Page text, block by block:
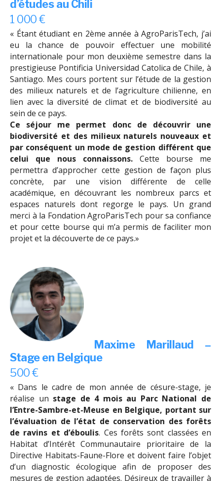
d’études au Chili
1 000 €
« Étant étudiant en 2ème année à AgroParisTech, j’ai
eu la chance de pouvoir effectuer une mobilité
internationale pour mon deuxième semestre dans la
prestigieuse Pontificia Universidad Catolica de Chile, à
Santiago. Mes cours portent sur l’étude de la gestion
des milieux naturels et de l’agriculture chilienne, en
lien avec la diversité de climat et de biodiversité au
sein de ce pays.
Ce séjour me permet donc de découvrir une
biodiversité et des milieux naturels nouveaux et
par conséquent un mode de gestion différent que
celui que nous connaissons. Cette bourse me
permettra d’approcher cette gestion de façon plus
concrète, par une vision différente de celle
académique, en découvrant les nombreux parcs et
espaces naturels dont regorge le pays. Un grand
merci à la Fondation AgroParisTech pour sa confiance
et pour cette bourse qui m’a permis de faciliter mon
projet et la découverte de ce pays.»
Maxime Marillaud –
Stage en Belgique
500 €
« Dans le cadre de mon année de césure-stage, je
réalise un stage de 4 mois au Parc National de
l’Entre-Sambre-et-Meuse en Belgique, portant sur
l’évaluation de l’état de conservation des forêts
de ravins et d’éboulis. Ces forêts sont classées en
Habitat d’Intérêt Communautaire prioritaire de la
Directive Habitats-Faune-Flore et doivent faire l’objet
d’un diagnostic écologique afin de proposer des
mesures de gestion adaptées. Désireux de travailler à